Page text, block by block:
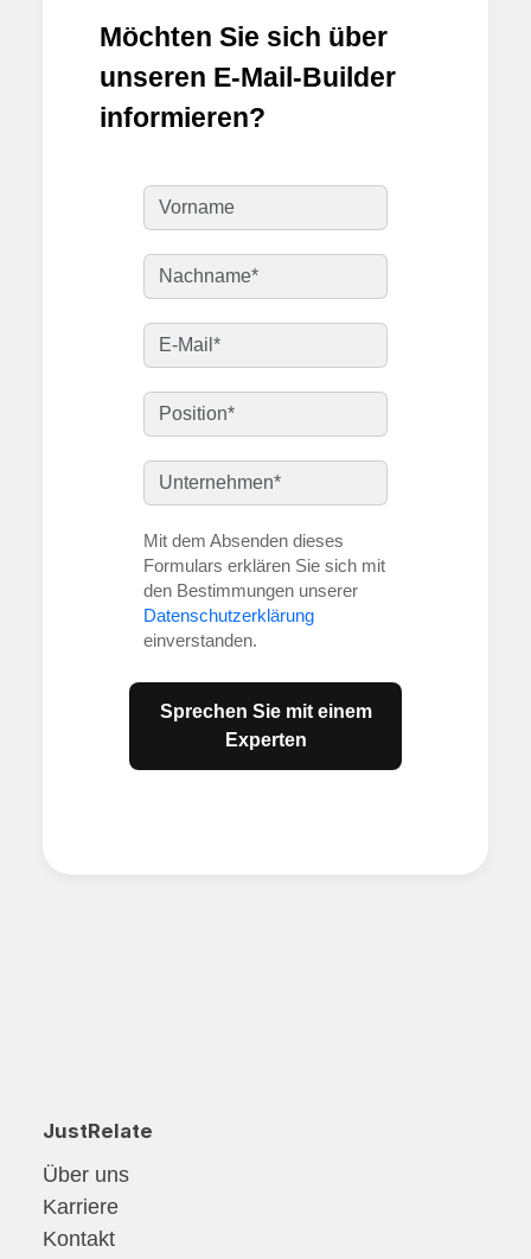
Möchten Sie sich über
unseren E-Mail-Builder
informieren?
Mit dem Absenden dieses
Formulars erklären Sie sich mit
den Bestimmungen unserer
Datenschutzerklärung
einverstanden.
Sprechen Sie mit einem
Experten
JustRelate
Über uns
Karriere
Kontakt